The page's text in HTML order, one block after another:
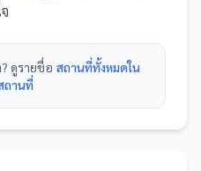
? ดูรายชื่อ สถานที่ทั้งหมดใน
ถานที่